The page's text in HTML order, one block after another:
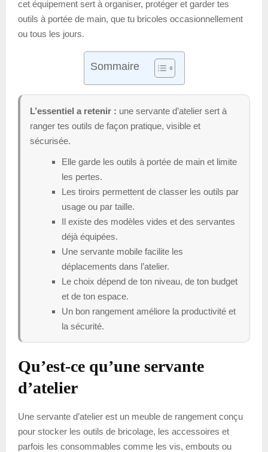
cet équipement sert à organiser, protéger et garder tes
outils à portée de main, que tu bricoles occasionnellement
ou tous les jours.
Sommaire
L’essentiel a retenir : une servante d’atelier sert à
ranger tes outils de façon pratique, visible et
sécurisée.
Elle garde les outils à portée de main et limite
les pertes.
Les tiroirs permettent de classer les outils par
usage ou par taille.
Il existe des modèles vides et des servantes
déjà équipées.
Une servante mobile facilite les
déplacements dans l’atelier.
Le choix dépend de ton niveau, de ton budget
et de ton espace.
Un bon rangement améliore la productivité et
la sécurité.
Qu’est-ce qu’une servante
d’atelier
Une servante d’atelier est un meuble de rangement conçu
pour stocker les outils de bricolage, les accessoires et
parfois les consommables comme les vis, embouts ou